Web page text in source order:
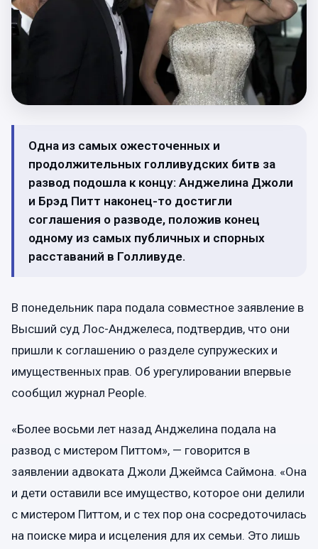
Одна из самых ожесточенных и
продолжительных голливудских битв за
развод подошла к концу: Анджелина Джоли
и Брэд Питт наконец-то достигли
соглашения о разводе, положив конец
одному из самых публичных и спорных
расставаний в Голливуде.
В понедельник пара подала совместное заявление в
Высший суд Лос-Анджелеса, подтвердив, что они
пришли к соглашению о разделе супружеских и
имущественных прав. Об урегулировании впервые
сообщил журнал People.
«Более восьми лет назад Анджелина подала на
развод с мистером Питтом», — говорится в
заявлении адвоката Джоли Джеймса Саймона. «Она
и дети оставили все имущество, которое они делили
с мистером Питтом, и с тех пор она сосредоточилась
на поиске мира и исцеления для их семьи. Это лишь